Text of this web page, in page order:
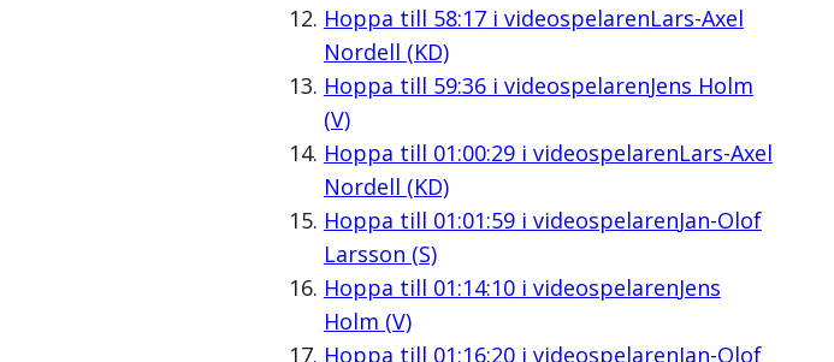
Hoppa till 58:17i videospelarenLars-Axel
Nordell (KD)
Hoppa till 59:36i videospelarenJens Holm
(V)
Hoppa till 01:00:29i videospelarenLars-Axel
Nordell (KD)
Hoppa till 01:01:59i videospelarenJan-Olof
Larsson (S)
Hoppa till 01:14:10i videospelarenJens
Holm (V)
Hoppa till 01:16:20i videospelarenJan-Olof